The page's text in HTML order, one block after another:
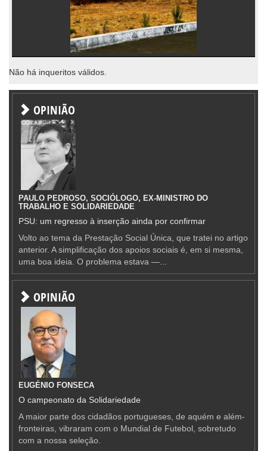
Não há inqueritos válidos.
OPINIÃO
PAULO PEDROSO, SOCIÓLOGO, EX-MINISTRO DO
TRABALHO E SOLIDARIEDADE
PSU: um regresso à inserção ainda por confirmar
Volto ao tema da Prestação Social Única, que tratei no artigo
anterior. A simplificação dos apoios sociais é, em si mesma,
uma boa ideia. O problema estava —...
OPINIÃO
EUGÉNIO FONSECA
O campeonato da Solidariedade
A maior parte dos cidadãos portugueses, de aquém e além-
fronteiras, vibraram com o Mundial de Futebol, sobretudo
com a nossa seleção.